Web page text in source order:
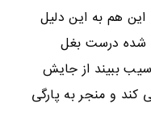
هم به این دلیل
شده درست بغل
ببیند از جایش
کند و منجر به پارگی